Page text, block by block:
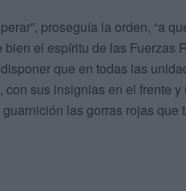
proseguía la orden, “a
el espíritu de las Fuerzas
que en todas las
, con sus insignias en el frente
las gorras rojas que